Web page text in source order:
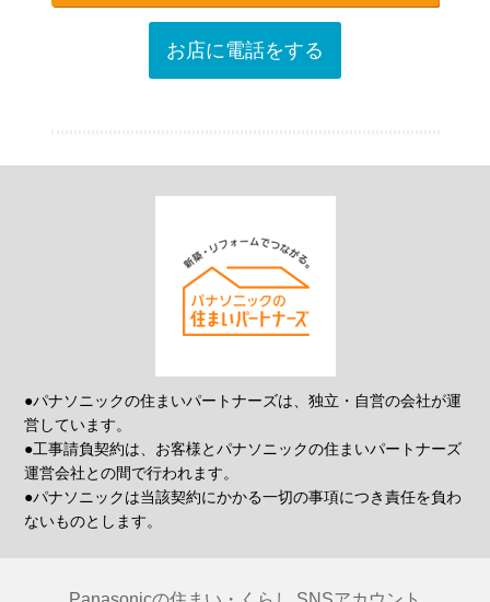
お店に電話をする
●パナソニックの住まいパートナーズは、独立・自営の会社が運
営しています。
●工事請負契約は、お客様とパナソニックの住まいパートナーズ
運営会社との間で行われます。
●パナソニックは当該契約にかかる一切の事項につき責任を負わ
ないものとします。